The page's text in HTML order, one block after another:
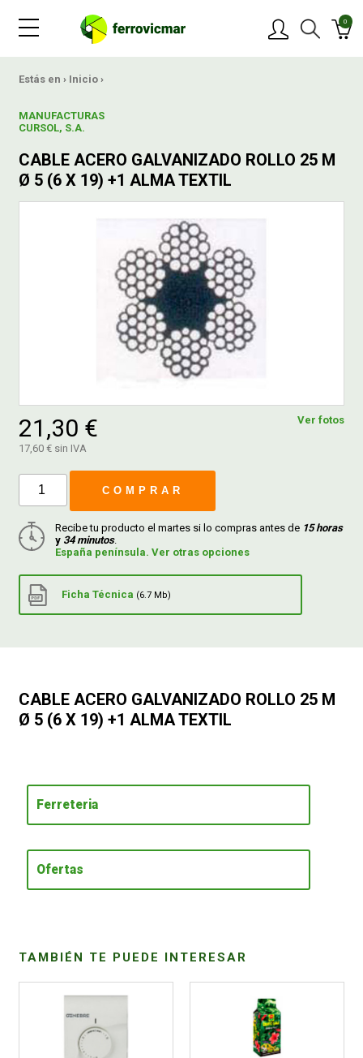
0
Estás en › Inicio ›
MANUFACTURAS
CURSOL, S.A.
CABLE ACERO GALVANIZADO ROLLO 25 M
Ø 5 (6 X 19) +1 ALMA TEXTIL
Ver fotos
21,30 €
17,60 € sin IVA
COMPRAR
Recibe tu producto el martes si lo compras antes de 15 horas
y 34 minutos.
España península. Ver otras opciones
Ficha Técnica (6.7 Mb)
CABLE ACERO GALVANIZADO ROLLO 25 M
Ø 5 (6 X 19) +1 ALMA TEXTIL
Ferreteria
Ofertas
TAMBIÉN TE PUEDE INTERESAR
OFERTAS
NOVEDADES
BLOG
CONTACTAR
FERROVICMAR
DESPIECE
CATÁLOGOS
GUÍAS
ENVÍOS
FORMAS DE PAGO